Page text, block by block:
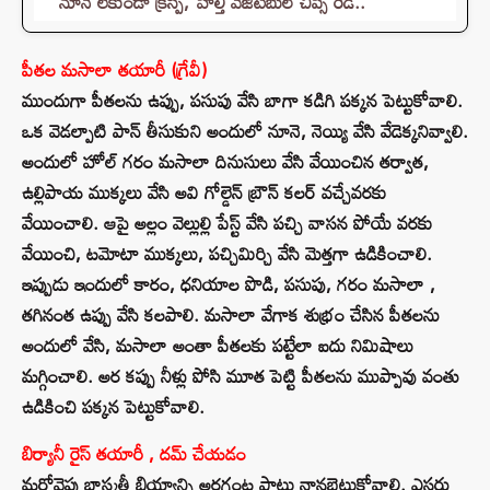
పీతల మసాలా తయారీ (గ్రేవీ)
ముందుగా పీతలను ఉప్పు, పసుపు వేసి బాగా కడిగి పక్కన పెట్టుకోవాలి.
ఒక వెడల్పాటి పాన్ తీసుకుని అందులో నూనె, నెయ్యి వేసి వేడెక్కనివ్వాలి.
అందులో హోల్ గరం మసాలా దినుసులు వేసి వేయించిన తర్వాత,
ఉల్లిపాయ ముక్కలు వేసి అవి గోల్డెన్ బ్రౌన్ కలర్ వచ్చేవరకు
వేయించాలి. ఆపై అల్లం వెల్లుల్లి పేస్ట్ వేసి పచ్చి వాసన పోయే వరకు
వేయించి, టమోటా ముక్కలు, పచ్చిమిర్చి వేసి మెత్తగా ఉడికించాలి.
ఇప్పుడు ఇందులో కారం, ధనియాల పొడి, పసుపు, గరం మసాలా ,
తగినంత ఉప్పు వేసి కలపాలి. మసాలా వేగాక శుభ్రం చేసిన పీతలను
అందులో వేసి, మసాలా అంతా పీతలకు పట్టేలా ఐదు నిమిషాలు
మగ్గించాలి. అర కప్పు నీళ్లు పోసి మూత పెట్టి పీతలను ముప్పావు వంతు
ఉడికించి పక్కన పెట్టుకోవాలి.
బిర్యానీ రైస్ తయారీ , దమ్ చేయడం